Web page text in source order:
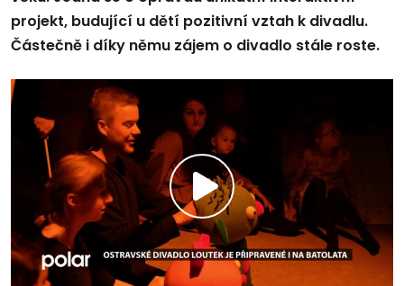
projekt, budující u dětí pozitivní vztah k divadlu.
Částečně i díky němu zájem o divadlo stále roste.
Přehrát
video